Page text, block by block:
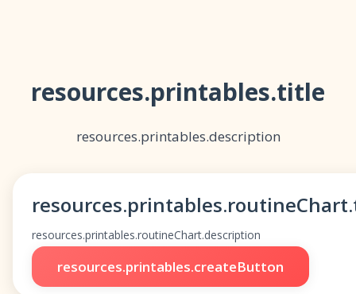
resources.printables.title
resources.printables.description
resources.printables.routineChart.description
resources.printables.createButton